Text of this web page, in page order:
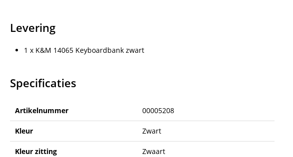
Levering
1 x K&M 14065 Keyboardbank zwart
Specificaties
Artikelnummer 00005208
Kleur Zwart
Kleur zitting Zwaart